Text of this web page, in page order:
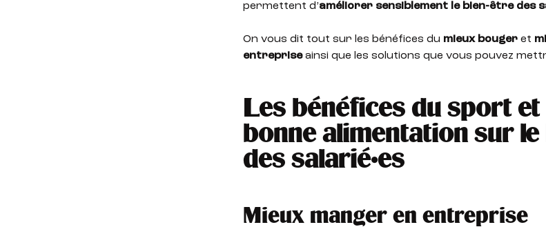
permettent d’améliorer sensiblement le bien-être des
On vous dit tout sur les bénéfices du mieux bouger et
entrepriseainsi que les solutions que vous pouvez
Les bénéfices du sport et
bonne alimentation sur
des salarié·es
Mieux manger en entreprise